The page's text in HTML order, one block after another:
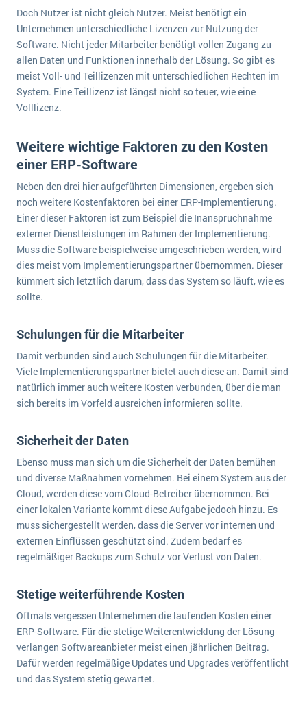
Doch Nutzer ist nicht gleich Nutzer. Meist benötigt ein
Unternehmen unterschiedliche Lizenzen zur Nutzung der
Software. Nicht jeder Mitarbeiter benötigt vollen Zugang zu
allen Daten und Funktionen innerhalb der Lösung. So gibt es
meist Voll- und Teillizenzen mit unterschiedlichen Rechten im
System. Eine Teillizenz ist längst nicht so teuer, wie eine
Volllizenz.
Weitere wichtige Faktoren zu den Kosten
einer ERP-Software
Neben den drei hier aufgeführten Dimensionen, ergeben sich
noch weitere Kostenfaktoren bei einer ERP-Implementierung.
Einer dieser Faktoren ist zum Beispiel die Inanspruchnahme
externer Dienstleistungen im Rahmen der Implementierung.
Muss die Software beispielweise umgeschrieben werden, wird
dies meist vom Implementierungspartner übernommen. Dieser
kümmert sich letztlich darum, dass das System so läuft, wie es
sollte.
Schulungen für die Mitarbeiter
Damit verbunden sind auch Schulungen für die Mitarbeiter.
Viele Implementierungspartner bietet auch diese an. Damit sind
natürlich immer auch weitere Kosten verbunden, über die man
sich bereits im Vorfeld ausreichen informieren sollte.
Sicherheit der Daten
Ebenso muss man sich um die Sicherheit der Daten bemühen
und diverse Maßnahmen vornehmen. Bei einem System aus der
Cloud, werden diese vom Cloud-Betreiber übernommen. Bei
einer lokalen Variante kommt diese Aufgabe jedoch hinzu. Es
muss sichergestellt werden, dass die Server vor internen und
externen Einflüssen geschützt sind. Zudem bedarf es
regelmäßiger Backups zum Schutz vor Verlust von Daten.
Stetige weiterführende Kosten
Oftmals vergessen Unternehmen die laufenden Kosten einer
ERP-Software. Für die stetige Weiterentwicklung der Lösung
verlangen Softwareanbieter meist einen jährlichen Beitrag.
Dafür werden regelmäßige Updates und Upgrades veröffentlicht
und das System stetig gewartet.